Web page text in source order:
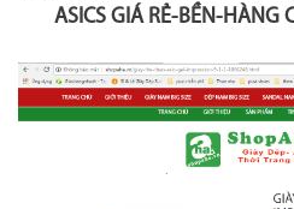
ASICS GIÁ RẺ-BỀN-